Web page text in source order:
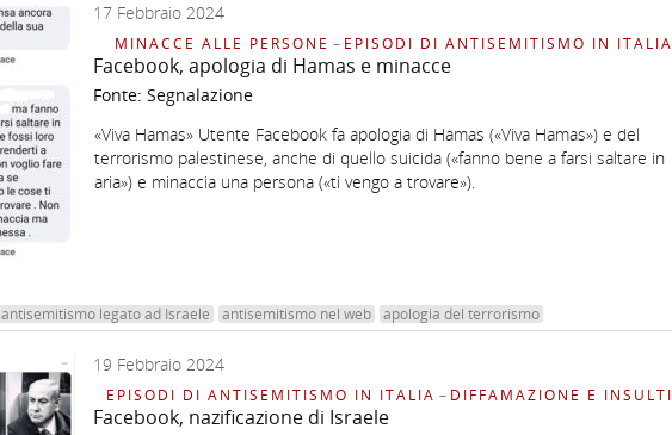
17 Febbraio 2024
MINACCE ALLE PERSONE – EPISODI DI ANTISEMITISMO IN ITALIA
Facebook, apologia di Hamas e minacce
Fonte: Segnalazione
«Viva Hamas» Utente Facebook fa apologia di Hamas («Viva Hamas») e del
terrorismo palestinese, anche di quello suicida («fanno bene a farsi saltare in
aria») e minaccia una persona («ti vengo a trovare»).
antisemitismo legato ad Israele antisemitismo nel web apologia del terrorismo
19 Febbraio 2024
EPISODI DI ANTISEMITISMO IN ITALIA – DIFFAMAZIONE E INSULTI
Facebook, nazificazione di Israele